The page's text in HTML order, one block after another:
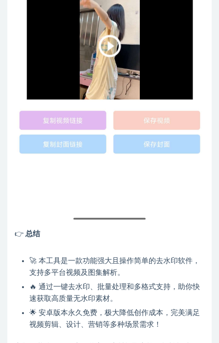
👉 总结
🚀 本工具是一款功能强大且操作简单的去水印软件，
支持多平台视频及图集解析。
🔥 通过一键去水印、批量处理和多格式支持，助你快
速获取高质量无水印素材。
🌟 安卓版本永久免费，极大降低创作成本，完美满足
视频剪辑、设计、营销等多种场景需求！